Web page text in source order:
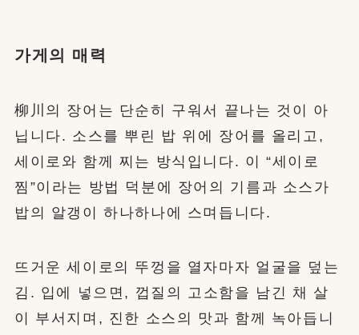
가게의 매력
柳川의 장어는 단순히 구워서 끝나는 것이 아
닙니다. 소스를 뿌린 밥 위에 장어를 올리고,
세이로와 함께 찌는 방식입니다. 이 “세이로
찜”이라는 방법 덕분에 장어의 기름과 소스가
밥의 알갱이 하나하나에 스며듭니다.
뜨거운 세이로의 뚜껑을 열자마자 얼굴을 덮는
김. 입에 넣으면, 껍질의 고소함을 남긴 채 살
이 부서지며, 진한 소스의 맛과 함께 녹아듭니